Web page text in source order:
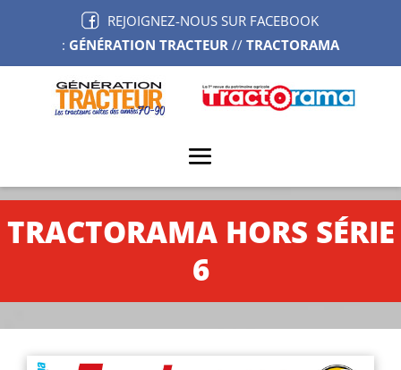
REJOIGNEZ-NOUS SUR FACEBOOK
: GÉNÉRATION TRACTEUR// TRACTORAMA
TRACTORAMA HORS SÉRIE
6